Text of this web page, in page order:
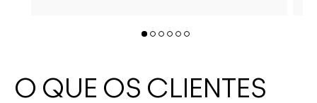
O QUE OS CLIENTES